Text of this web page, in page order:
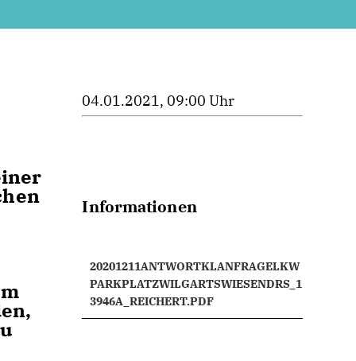
04.01.2021, 09:00 Uhr
Informationen
20201211ANTWORTKLANFRAGELKW
PARKPLATZWILGARTSWIESENDRS_1
3946A_REICHERT.PDF